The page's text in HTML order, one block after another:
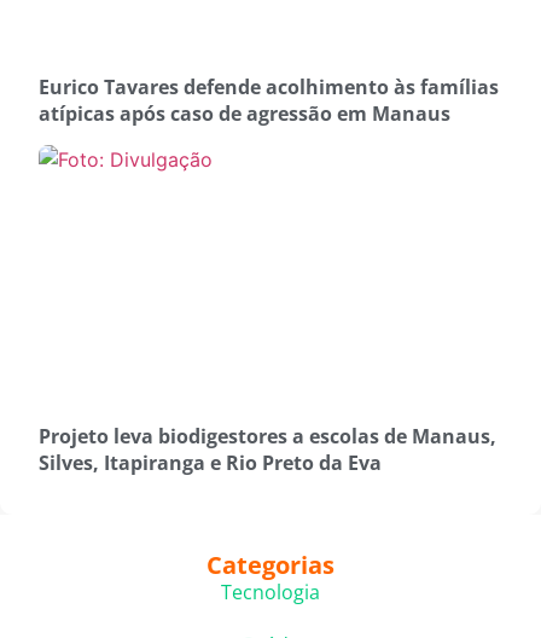
Eurico Tavares defende acolhimento às famílias
atípicas após caso de agressão em Manaus
Projeto leva biodigestores a escolas de Manaus,
Silves, Itapiranga e Rio Preto da Eva
Categorias
Tecnologia